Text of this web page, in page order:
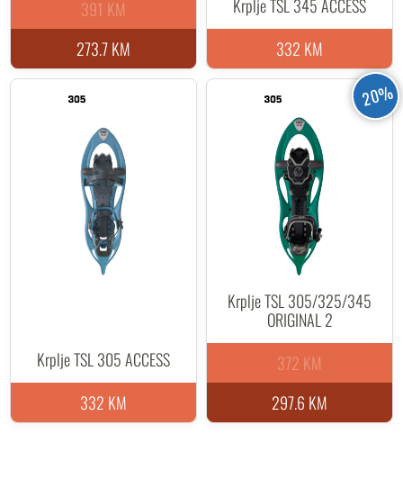
273.7 KM
391 KM
Krplje TSL 345 ACCESS
332 KM
Krplje TSL 305 ACCESS
332 KM
20%
Krplje TSL 305/325/345
ORIGINAL 2
297.6 KM
372 KM